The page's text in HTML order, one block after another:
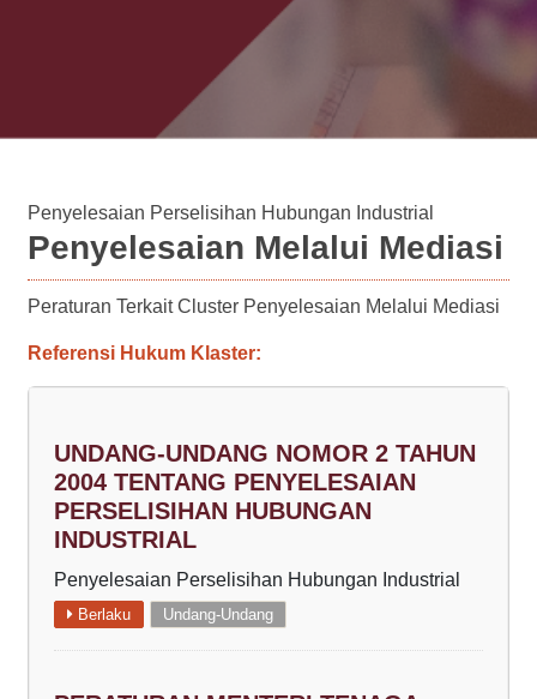
Penyelesaian Perselisihan Hubungan Industrial
Penyelesaian Melalui Mediasi
Peraturan Terkait Cluster Penyelesaian Melalui Mediasi
Referensi Hukum Klaster:
UNDANG-UNDANG NOMOR 2 TAHUN
2004 TENTANG PENYELESAIAN
PERSELISIHAN HUBUNGAN
INDUSTRIAL
Penyelesaian Perselisihan Hubungan Industrial
Berlaku Undang-Undang